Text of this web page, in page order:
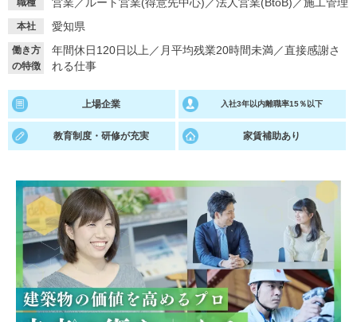
イベントを探す スカウト お知らせ
就活ノウハウ・サポート
就活支援
就活ノウハウが満載！
就活コラム
お役立ち記事・相談室など
あなたに合う仕事を診断！ 動画で対策講座をチェック
就活ニュースペーパー
就活時事ニュースを更新
よくある質問
不明点があればこちら
職種
本社 愛知県
働き方
の特徴
年間休日120日以上 ／ 月平均残業20時間未満／直接感謝さ
れる仕事
上場企業 入社3年以内離職率15％以下
教育制度・研修が充実 家賃補助あり